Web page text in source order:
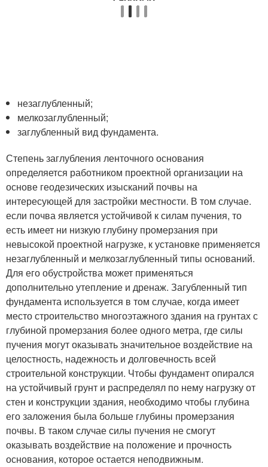
незаглубленный;
мелкозаглубленный;
заглубленный вид фундамента.
Степень заглубления ленточного основания
определяется работником проектной организации на
основе геодезических изысканий почвы на
интересующей для застройки местности. В том случае.
если почва является устойчивой к силам пучения, то
есть имеет ни низкую глубину промерзания при
невысокой проектной нагрузке, к установке применяется
незаглубленный и мелкозаглубленный типы оснований.
Для его обустройства может применяться
дополнительно утепление и дренаж. Загубленный тип
фундамента используется в том случае, когда имеет
место строительство многоэтажного здания на грунтах с
глубиной промерзания более одного метра, где силы
пучения могут оказывать значительное воздействие на
целостность, надежность и долговечность всей
строительной конструкции. Чтобы фундамент опирался
на устойчивый грунт и распределял по нему нагрузку от
стен и конструкции здания, необходимо чтобы глубина
его заложения была больше глубины промерзания
почвы. В таком случае силы пучения не смогут
оказывать воздействие на положение и прочность
основания, которое остается неподвижным.